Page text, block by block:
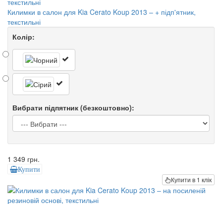
Килимки в салон для Kia Cerato Koup 2013 – + підп'ятник,
текстильні
Колір:
Вибрати підпятник (безкоштовно):
1 349 грн.
Купити
Купити в 1 клік